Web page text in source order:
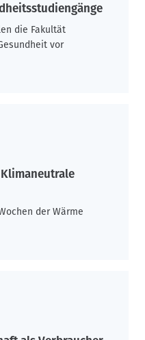
die Fakultät
vor
der Wärme